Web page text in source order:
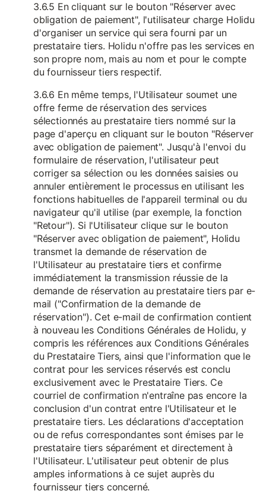
3.6.5 En cliquant sur le bouton "Réserver avec
obligation de paiement", l'utilisateur charge Holidu
d'organiser un service qui sera fourni par un
prestataire tiers. Holidu n'offre pas les services en
son propre nom, mais au nom et pour le compte
du fournisseur tiers respectif.
3.6.6 En même temps, l'Utilisateur soumet une
offre ferme de réservation des services
sélectionnés au prestataire tiers nommé sur la
page d'aperçu en cliquant sur le bouton "Réserver
avec obligation de paiement". Jusqu'à l'envoi du
formulaire de réservation, l'utilisateur peut
corriger sa sélection ou les données saisies ou
annuler entièrement le processus en utilisant les
fonctions habituelles de l'appareil terminal ou du
navigateur qu'il utilise (par exemple, la fonction
"Retour"). Si l'Utilisateur clique sur le bouton
"Réserver avec obligation de paiement", Holidu
transmet la demande de réservation de
l'Utilisateur au prestataire tiers et confirme
immédiatement la transmission réussie de la
demande de réservation au prestataire tiers par e-
mail ("Confirmation de la demande de
réservation"). Cet e-mail de confirmation contient
à nouveau les Conditions Générales de Holidu, y
compris les références aux Conditions Générales
du Prestataire Tiers, ainsi que l'information que le
contrat pour les services réservés est conclu
exclusivement avec le Prestataire Tiers. Ce
courriel de confirmation n'entraîne pas encore la
conclusion d'un contrat entre l'Utilisateur et le
prestataire tiers. Les déclarations d'acceptation
ou de refus correspondantes sont émises par le
prestataire tiers séparément et directement à
l'Utilisateur. L'utilisateur peut obtenir de plus
amples informations à ce sujet auprès du
fournisseur tiers concerné.